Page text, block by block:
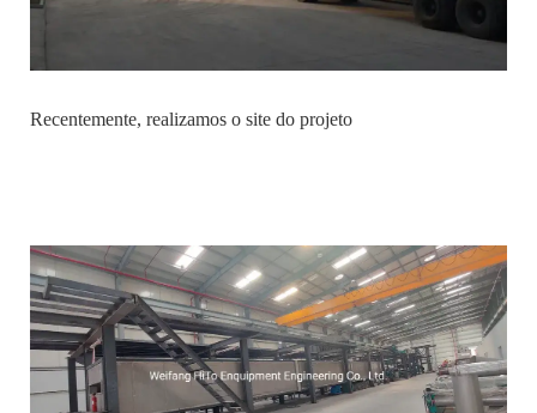
Recentemente, realizamos o site do projeto